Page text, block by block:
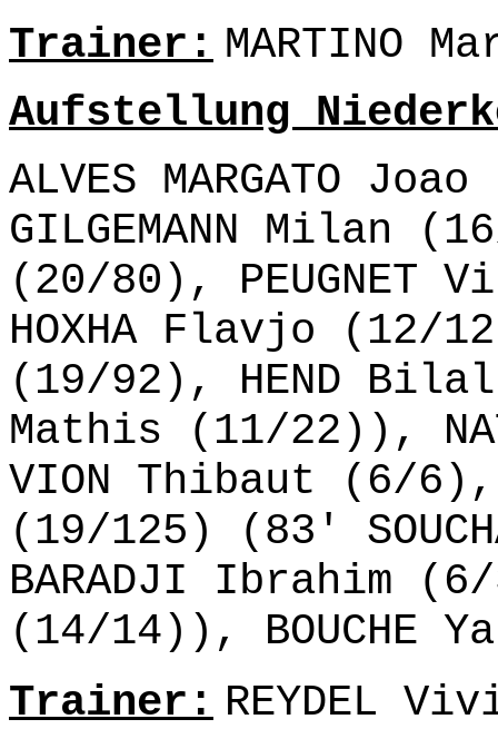
Trainer: MARTINO
Aufstellung
ALVES MARGATO
GILGEMANN Milan
(20/80), PEUGNET
HOXHA Flavjo (12/
(19/92), HEND
Mathis (11/22)),
VION Thibaut (6/6),
(19/125) (83'
BARADJI Ibrahim (6/
(14/14)), BOUCHE
Trainer: REYDEL